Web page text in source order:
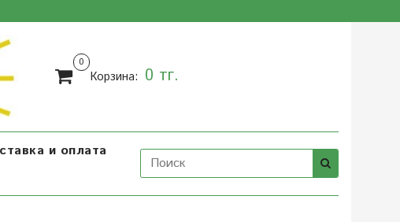
0
Корзина: 0 тг.
и оплата